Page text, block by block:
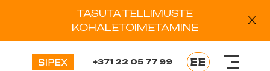
TASUTA TELLIMUSTE
KOHALETOIMETAMINE
+371 22 05 77 99
EE